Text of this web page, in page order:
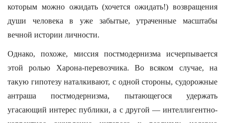
которым можно ожидать (хочется ожидать!) возвращения
души человека в уже забытые, утраченные масштабы
вечной истории личности.
Однако, похоже, миссия постмодернизма исчерпывается
этой ролью Харона-перевозчика. Во всяком случае, на
такую гипотезу наталкивают, с одной стороны, судорожные
антраша постмодернизма, пытающегося удержать
угасающий интерес публики, а с другой — интеллигентно-